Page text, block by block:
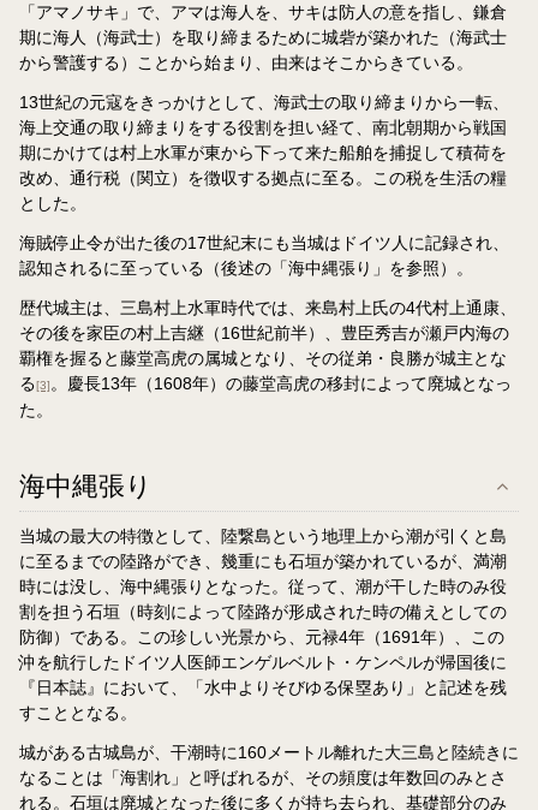
「アマノサキ」で、アマは海人を、サキは防人の意を指し、鎌倉
期に海人（海武士）を取り締まるために城砦が築かれた（海武士
から警護する）ことから始まり、由来はそこからきている。
13世紀の元寇をきっかけとして、海武士の取り締まりから一転、
海上交通の取り締まりをする役割を担い経て、南北朝期から戦国
期にかけては村上水軍が東から下って来た船舶を捕捉して積荷を
改め、通行税（関立）を徴収する拠点に至る。この税を生活の糧
とした。
海賊停止令が出た後の17世紀末にも当城はドイツ人に記録され、
認知されるに至っている（後述の「海中縄張り」を参照）。
歴代城主は、三島村上水軍時代では、来島村上氏の4代村上通康、
その後を家臣の村上吉継（16世紀前半）、豊臣秀吉が瀬戸内海の
覇権を握ると藤堂高虎の属城となり、その従弟・良勝が城主とな
る[3] 。慶長13年（1608年）の藤堂高虎の移封によって廃城となっ
た。
海中縄張り
当城の最大の特徴として、陸繋島という地理上から潮が引くと島
に至るまでの陸路ができ、幾重にも石垣が築かれているが、満潮
時には没し、海中縄張りとなった。従って、潮が干した時のみ役
割を担う石垣（時刻によって陸路が形成された時の備えとしての
防御）である。この珍しい光景から、元禄4年（1691年）、この
沖を航行したドイツ人医師エンゲルベルト・ケンペルが帰国後に
『日本誌』において、「水中よりそびゆる保塁あり」と記述を残
すこととなる。
城がある古城島が、干潮時に160メートル離れた大三島と陸続きに
なることは「海割れ」と呼ばれるが、その頻度は年数回のみとさ
れる。石垣は廃城となった後に多くが持ち去られ、基礎部分のみ